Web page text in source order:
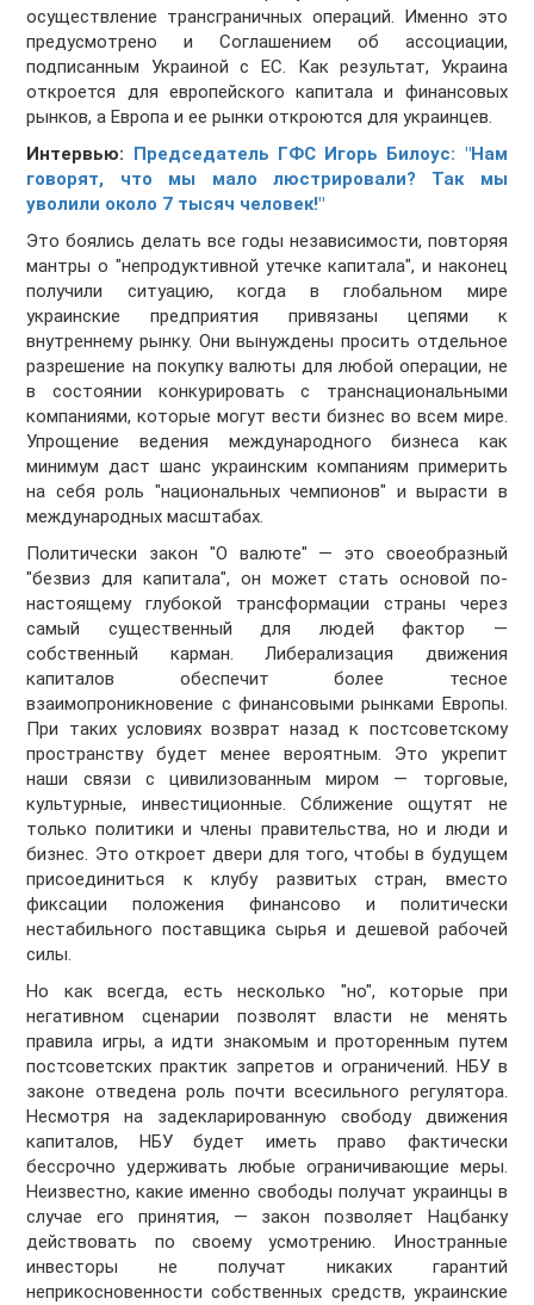
осуществление трансграничных операций. Именно это
предусмотрено и Соглашением об ассоциации,
подписанным Украиной с ЕС. Как результат, Украина
откроется для европейского капитала и финансовых
рынков, а Европа и ее рынки откроются для украинцев.
Интервью: Председатель ГФС Игорь Билоус: "Нам
говорят, что мы мало люстрировали? Так мы
уволили около 7 тысяч человек!"
Это боялись делать все годы независимости, повторяя
мантры о "непродуктивной утечке капитала", и наконец
получили ситуацию, когда в глобальном мире
украинские предприятия привязаны цепями к
внутреннему рынку. Они вынуждены просить отдельное
разрешение на покупку валюты для любой операции, не
в состоянии конкурировать с транснациональными
компаниями, которые могут вести бизнес во всем мире.
Упрощение ведения международного бизнеса как
минимум даст шанс украинским компаниям примерить
на себя роль "национальных чемпионов" и вырасти в
международных масштабах.
Политически закон "О валюте" — это своеобразный
"безвиз для капитала", он может стать основой по-
настоящему глубокой трансформации страны через
самый существенный для людей фактор —
собственный карман. Либерализация движения
капиталов обеспечит более тесное
взаимопроникновение с финансовыми рынками Европы.
При таких условиях возврат назад к постсоветскому
пространству будет менее вероятным. Это укрепит
наши связи с цивилизованным миром — торговые,
культурные, инвестиционные. Сближение ощутят не
только политики и члены правительства, но и люди и
бизнес. Это откроет двери для того, чтобы в будущем
присоединиться к клубу развитых стран, вместо
фиксации положения финансово и политически
нестабильного поставщика сырья и дешевой рабочей
силы.
Но как всегда, есть несколько "но", которые при
негативном сценарии позволят власти не менять
правила игры, а идти знакомым и проторенным путем
постсоветских практик запретов и ограничений. НБУ в
законе отведена роль почти всесильного регулятора.
Несмотря на задекларированную свободу движения
капиталов, НБУ будет иметь право фактически
бессрочно удерживать любые ограничивающие меры.
Неизвестно, какие именно свободы получат украинцы в
случае его принятия, — закон позволяет Нацбанку
действовать по своему усмотрению. Иностранные
инвесторы не получат никаких гарантий
неприкосновенности собственных средств, украинские